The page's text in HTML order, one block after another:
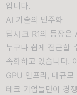
입니다.
AI 기술의 민주화
딥시크 R1의 등장은
누구나 쉽게 접근할
속화하고 있습니다.
GPU 인프라, 대규
테크 기업들만이 경